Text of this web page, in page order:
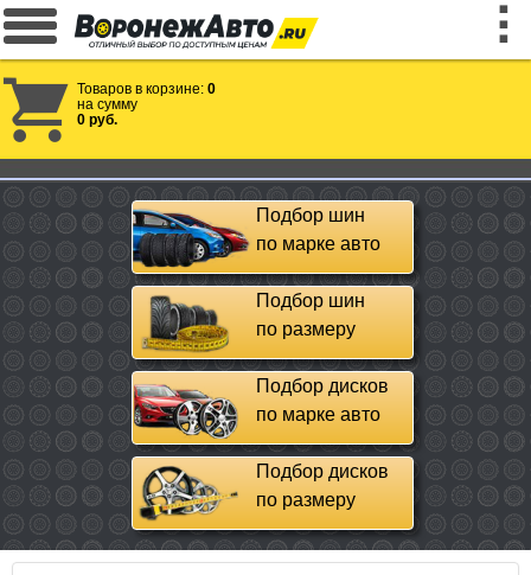
Товаров в корзине: 0
на сумму
0 руб.
Подбор шин
по марке авто
Подбор шин
по размеру
Подбор дисков
по марке авто
Подбор дисков
по размеру